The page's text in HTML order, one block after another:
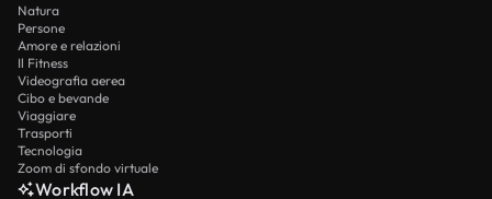
Natura
Persone
Amore e relazioni
Il Fitness
Videografia aerea
Cibo e bevande
Viaggiare
Trasporti
Tecnologia
Zoom di sfondo virtuale
Workflow IA